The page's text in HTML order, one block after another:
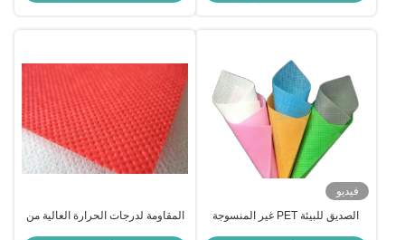
فيديو
الصديق للبيئة PET غير المنسوجة
المقاومة لدرجات الحرارة العالية من